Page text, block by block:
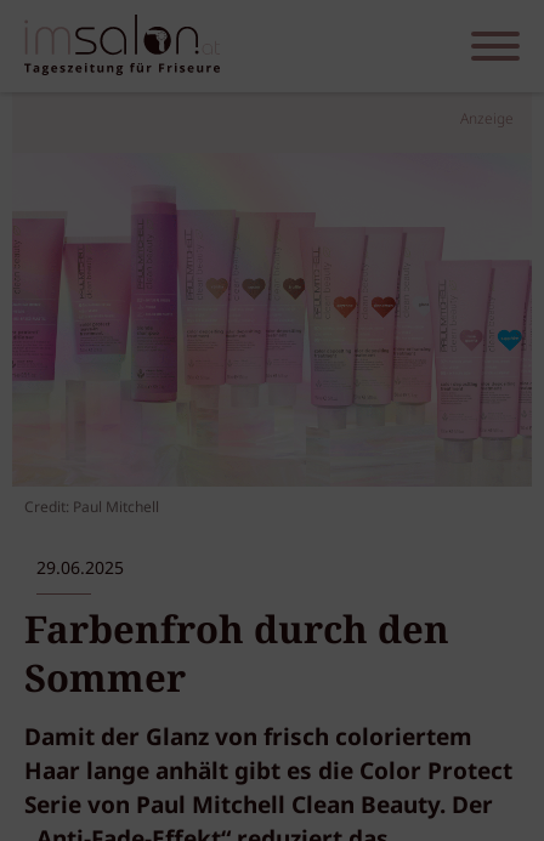
Anzeige
Credit: Paul Mitchell
29.06.2025
Farbenfroh durch den
Sommer
Damit der Glanz von frisch coloriertem
Haar lange anhält gibt es die Color Protect
Serie von Paul Mitchell Clean Beauty. Der